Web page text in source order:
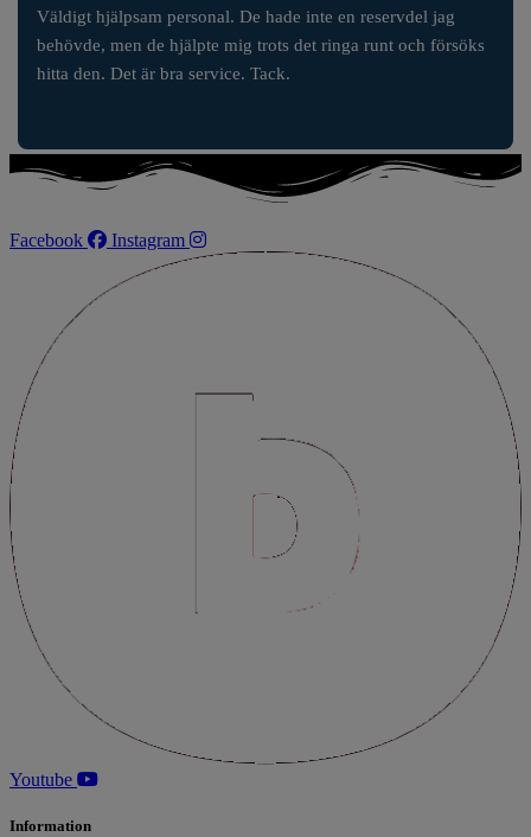
Väldigt hjälpsam personal. De hade inte en reservdel jag
behövde, men de hjälpte mig trots det ringa runt och försöks
hitta den. Det är bra service. Tack.
Facebook Instagram
Youtube
Information